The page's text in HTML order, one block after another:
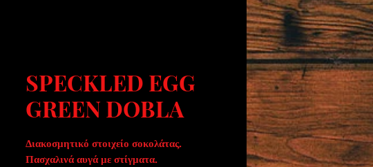
SPECKLED EGG
GREEN DOBLA
Διακοσμητικό στοιχείο σοκολάτας.
Πασχαλινά αυγά με στίγματα.